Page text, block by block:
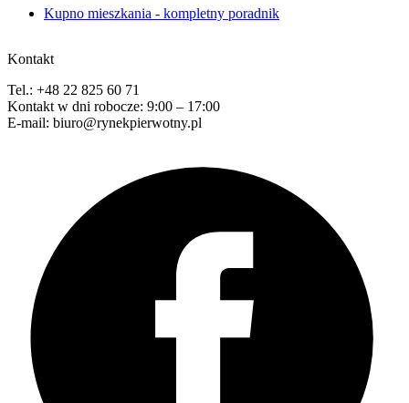
Kupno mieszkania - kompletny poradnik
Kontakt
Tel.: +48 22 825 60 71
Kontakt w dni robocze: 9:00 – 17:00
E-mail: biuro@rynekpierwotny.pl